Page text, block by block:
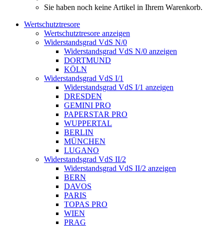
Sie haben noch keine Artikel in Ihrem Warenkorb.
Wertschutztresore
Wertschutztresore anzeigen
Widerstandsgrad VdS N/0
Widerstandsgrad VdS N/0 anzeigen
DORTMUND
KÖLN
Widerstandsgrad VdS I/1
Widerstandsgrad VdS I/1 anzeigen
DRESDEN
GEMINI PRO
PAPERSTAR PRO
WUPPERTAL
BERLIN
MÜNCHEN
LUGANO
Widerstandsgrad VdS II/2
Widerstandsgrad VdS II/2 anzeigen
BERN
DAVOS
PARIS
TOPAS PRO
WIEN
PRAG